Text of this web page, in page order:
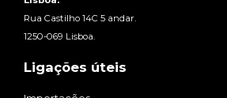
Rua Castilho 14C 5 andar.
1250-069 Lisboa.
Ligações úteis